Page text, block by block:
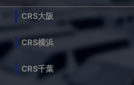
CRS大阪
CRS横浜
CRS千葉